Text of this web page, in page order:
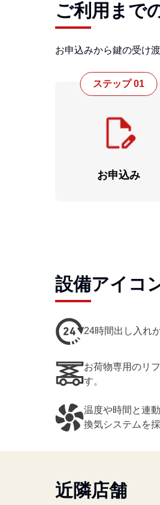
ご利用まで
お申込みから鍵の受け
ステップ 01
お申込み
設備アイコ
24時間出し入れ
お荷物専用のリ
す。
温度や時間と連
換気システムを
近隣店舗